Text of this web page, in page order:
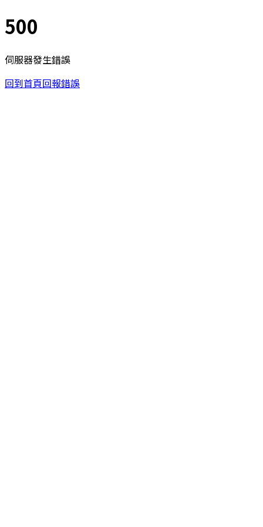
500
伺服器發生錯誤
回到首頁回報錯誤